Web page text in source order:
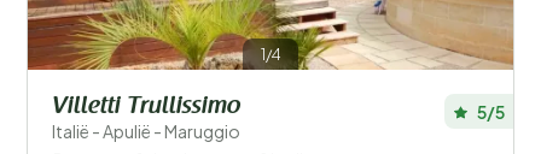
Provincies 1/4
Villetti Trullissimo
Italië - Apulië - Maruggio
5/5